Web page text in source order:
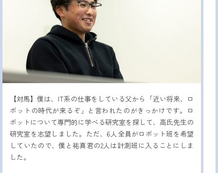
【対馬】僕は、IT系の仕事をしている父から「近い将来、ロ
ボットの時代が来るぞ」と言われたのがきっかけです。ロ
ボットについて専門的に学べる研究室を探して、高氏先生の
研究室を志望しました。ただ、6人全員がロボット班を希望
していたので、僕と祐真君の2人は計測班に入ることにしま
した。